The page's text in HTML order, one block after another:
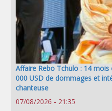
Affaire Rebo Tchulo : 14
000 USD de dommages et
chanteuse
07/08/2026 - 21:35